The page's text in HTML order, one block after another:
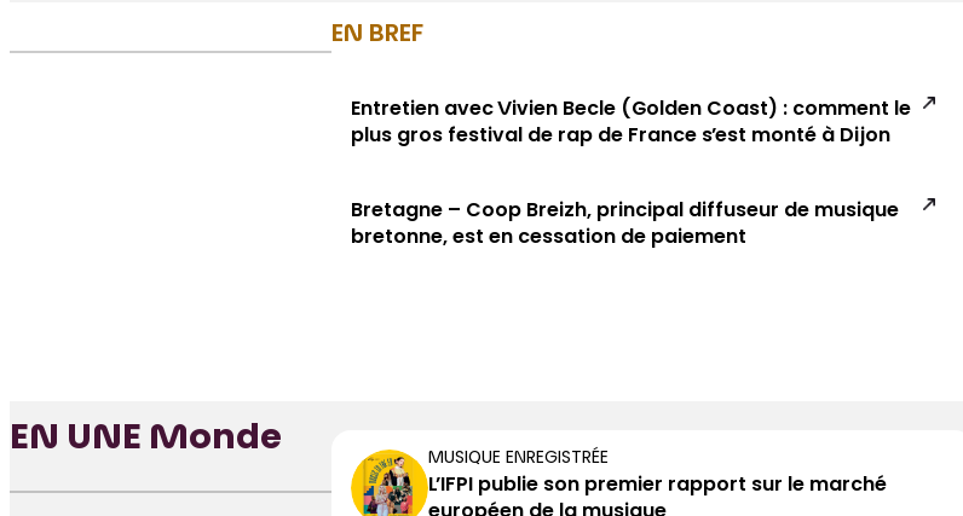
EN BREF
Entretien avec Vivien Becle (Golden Coast) : comment le
plus gros festival de rap de France s’est monté à Dijon
Bretagne – Coop Breizh, principal diffuseur de musique
bretonne, est en cessation de paiement
EN UNE Monde
MUSIQUE ENREGISTRÉE
L’IFPI publie son premier rapport sur le marché